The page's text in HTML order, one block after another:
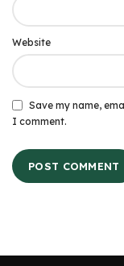
Website
Save my name,
I comment.